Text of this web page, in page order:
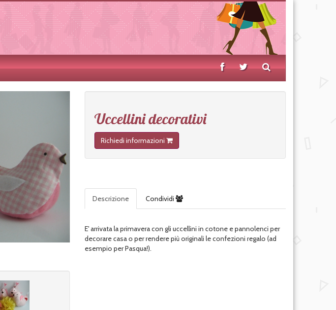
Uccellini decorativi
Richiedi informazioni
Descrizione Condividi
E' arrivata la primavera con gli uccellini in cotone e pannolenci per
decorare casa o per rendere più originali le confezioni regalo (ad
esempio per Pasqua!).